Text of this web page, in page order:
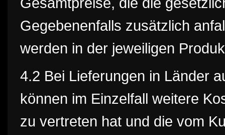
Gegebenenfalls zusätzlich
werden in der jeweiligen
4.2 Bei Lieferungen in Länder
können im Einzelfall weitere
zu vertreten hat und die vom